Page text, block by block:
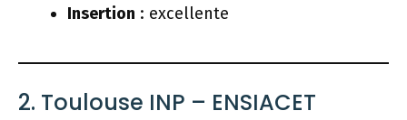
Insertion : excellente
2. Toulouse INP – ENSIACET